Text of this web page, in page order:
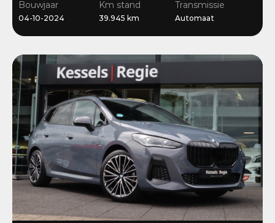
Massage |
Stuur/Stoelverwarming |
Bouwjaar
04-10-2024
Km stand
39.945 km
Transmissie
Automaat